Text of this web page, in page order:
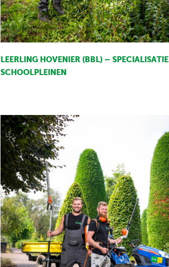
LEERLING HOVENIER (BBL) – SPECIALISATIE
SCHOOLPLEINEN